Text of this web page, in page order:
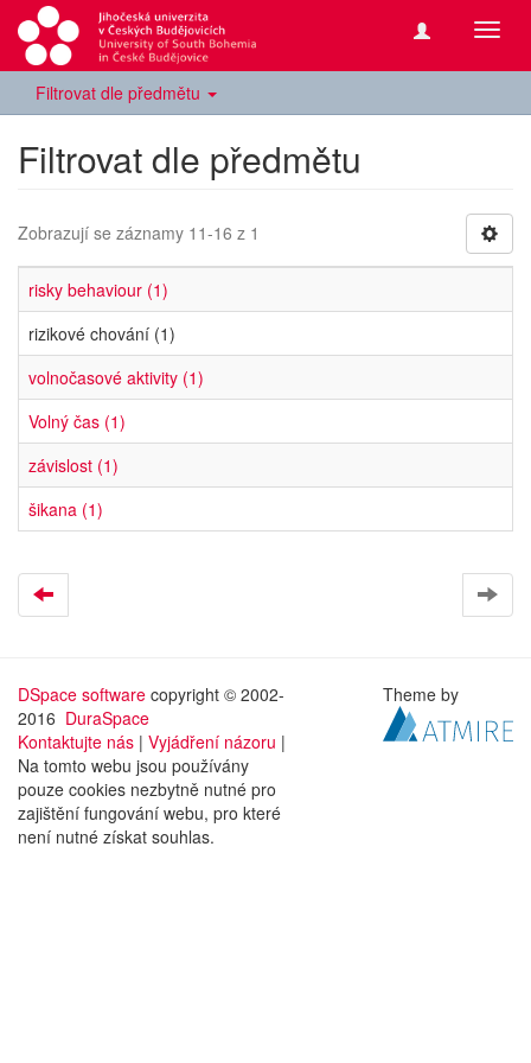
Filtrovat dle předmětu
Filtrovat dle předmětu
Zobrazují se záznamy 11-16 z 1
risky behaviour (1)
rizikové chování (1)
volnočasové aktivity (1)
Volný čas (1)
závislost (1)
šikana (1)
DSpace software copyright © 2002-
2016 DuraSpace
Kontaktujte nás | Vyjádření názoru |
Na tomto webu jsou používány
pouze cookies nezbytně nutné pro
zajištění fungování webu, pro které
není nutné získat souhlas.
Theme by